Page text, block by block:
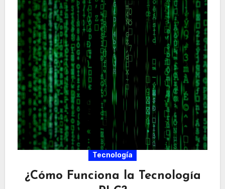
Tecnología
¿Cómo Funciona la Tecnología